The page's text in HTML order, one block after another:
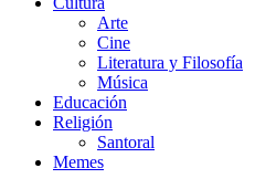
Arte
Cine
Literatura y Filosofía
Música
Educación
Religión
Santoral
Memes